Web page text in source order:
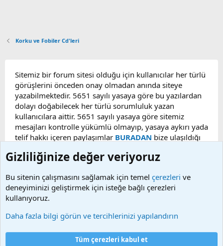
Korku ve Fobiler Cd'leri
Sitemiz bir forum sitesi olduğu için kullanıcılar her türlü
görüşlerini önceden onay olmadan anında siteye
yazabilmektedir. 5651 sayılı yasaya göre bu yazılardan
dolayı doğabilecek her türlü sorumluluk yazan
kullanıcılara aittir. 5651 sayılı yasaya göre sitemiz
mesajları kontrolle yükümlü olmayıp, yasaya aykırı yada
telif hakkı içeren paylaşımlar BURADAN bize ulaşıldığı
kaldırılacaktır. Sitemizde Bulunan Videolar YouTube,
alınmaktadır. Telif hakları sorumluluğu bu sitelere aittir.
Videoların hiç biri sunucularımızda bulunmamaktadır.
Şartlar ve kurallar Gizlilik politikası
Gizliliğinize değer veriyoruz
Bu sitenin çalışmasını sağlamak için temel çerezleri ve
deneyiminizi geliştirmek için isteğe bağlı çerezleri
kullanıyoruz.
Daha fazla bilgi görün ve tercihlerinizi yapılandırın
Tüm çerezleri kabul et